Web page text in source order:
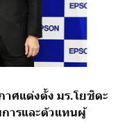
าศแต่งตั้ง มร.โยชิดะ
ารและตัวแทนผู้